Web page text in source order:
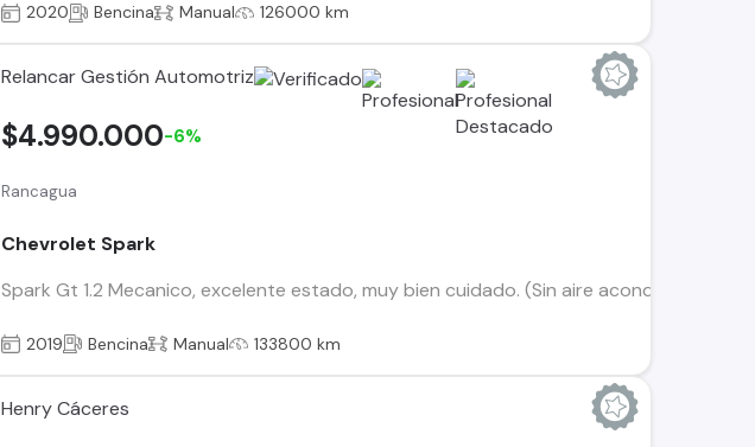
2020 Bencina Manual 126000 km
Relancar Gestión Automotriz
Rancagua
Chevrolet Spark
Spark Gt 1.2 Mecanico, excelente estado, muy bien cuidado. (Sin aire acondicionado)
$4.990.000-6%
2019 Bencina Manual 133800 km
Henry Cáceres